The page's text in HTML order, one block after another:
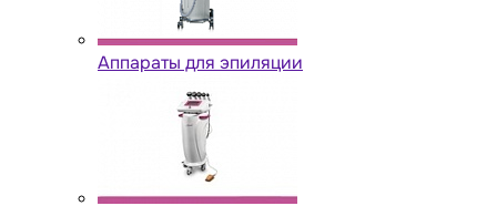
Аппараты для эпиляции